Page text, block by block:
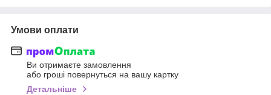
Умови оплати
Ви отримаєте замовлення
або гроші повернуться на вашу картку
Детальніше